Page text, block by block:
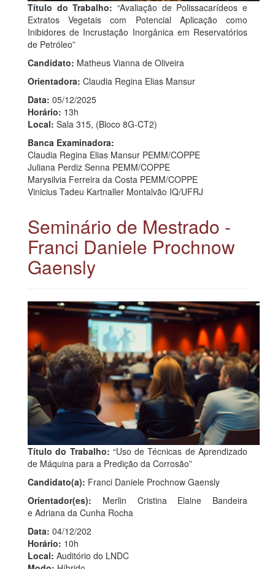
Título do Trabalho: “Avaliação de Polissacarídeos e
Extratos Vegetais com Potencial Aplicação como
Inibidores de Incrustação Inorgânica em Reservatórios
de Petróleo”
Candidato: Matheus Vianna de Oliveira
Orientadora: Claudia Regina Elias Mansur
Data: 05/12/2025
Horário: 13h
Local: Sala 315, (Bloco 8G-CT2)
Banca Examinadora:
Claudia Regina Elias Mansur PEMM/COPPE
Juliana Perdiz Senna PEMM/COPPE
Marysilvia Ferreira da Costa PEMM/COPPE
Vinicius Tadeu Kartnaller Montalvão IQ/UFRJ
Seminário de Mestrado -
Franci Daniele Prochnow
Gaensly
Título do Trabalho: “Uso de Técnicas de Aprendizado
de Máquina para a Predição da Corrosão”
Candidato(a): Franci Daniele Prochnow Gaensly
Orientador(es): Merlin Cristina Elaine Bandeira
e Adriana da Cunha Rocha
Data: 04/12/202
Horário: 10h
Local: Auditório do LNDC